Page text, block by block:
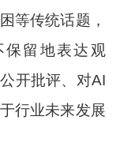
等传统话题，
保留地表达观
开批评、对AI
行业未来发展